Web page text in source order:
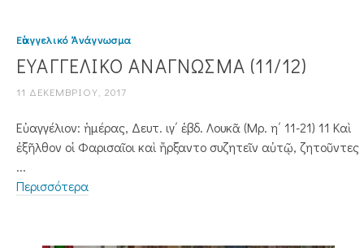
Εὐαγγελικό Ἀνάγνωσμα
ΕΥΑΓΓΕΛΙΚΟ ΑΝΑΓΝΩΣΜΑ (11/12)
11 ΔΕΚΕΜΒΡΊΟΥ, 2017
Εὐαγγέλιον: ἡμέρας, Δευτ. ιγ΄ ἑβδ. Λουκᾶ (Μρ. η΄ 11-21) 11 Καὶ
ἐξῆλθον οἱ Φαρισαῖοι καὶ ἤρξαντο συζητεῖν αὐτῷ, ζητοῦντες
...
Περισσότερα